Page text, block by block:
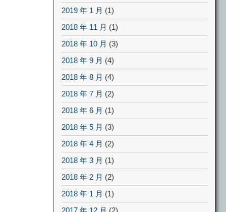
2019 年 1 月 (1)
2018 年 11 月 (1)
2018 年 10 月 (3)
2018 年 9 月 (4)
2018 年 8 月 (4)
2018 年 7 月 (2)
2018 年 6 月 (1)
2018 年 5 月 (3)
2018 年 4 月 (2)
2018 年 3 月 (1)
2018 年 2 月 (2)
2018 年 1 月 (1)
2017 年 12 月 (2)